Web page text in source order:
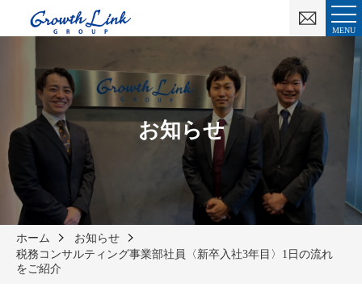
MENU
い
お知らせ
ホーム
お知らせ
税務コンサルティング事業部社員〈新卒入社3年目〉1日の流れ
をご紹介